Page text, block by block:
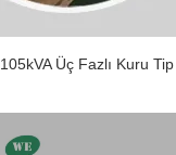
105kVA Üç Fazlı Kuru